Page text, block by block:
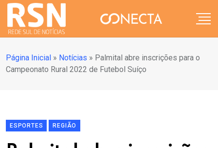
Página Inicial » Notícias » Palmital abre inscrições para o
Campeonato Rural 2022 de Futebol Suíço
ESPORTES REGIÃO